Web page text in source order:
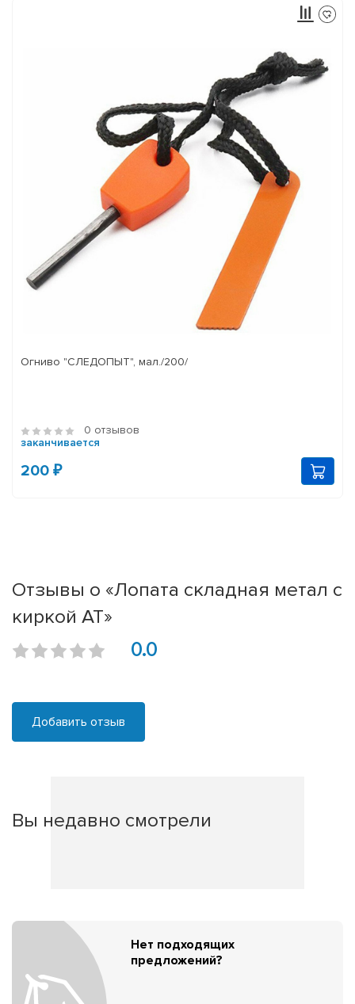
Огниво "СЛЕДОПЫТ", мал./200/
0 отзывов
заканчивается
200 ₽
Отзывы о «Лопата складная метал с
киркой АТ»
0.0
Добавить отзыв
Вы недавно смотрели
Нет подходящих
предложений?